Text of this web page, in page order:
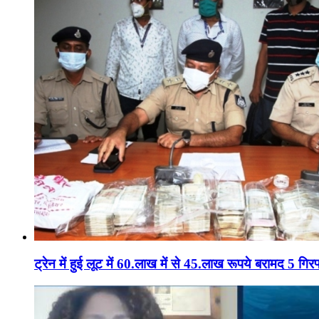
ट्रेन में हुई लूट में 60.लाख में से 45.लाख रूपये बरामद 5